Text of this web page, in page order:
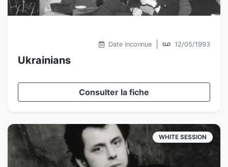
Date inconnue 12/05/1993
Ukrainians
Consulter la fiche
WHITE SESSION